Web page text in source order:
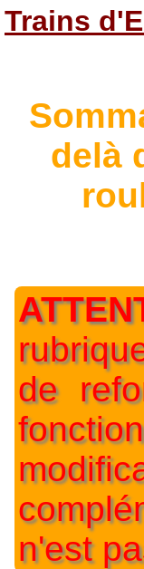
Trains
delà
de
n'est